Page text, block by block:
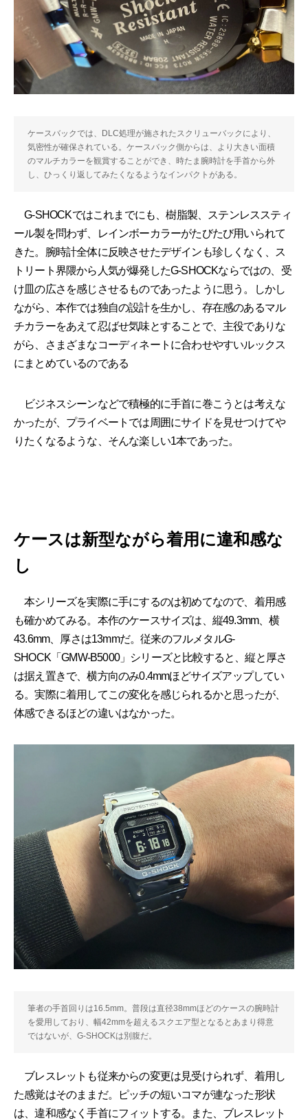
ケースバックでは、DLC処理が施されたスクリューバックにより、
気密性が確保されている。ケースバック側からは、より大きい面積
のマルチカラーを観賞することができ、時たま腕時計を手首から外
し、ひっくり返してみたくなるようなインパクトがある。
G-SHOCKではこれまでにも、樹脂製、ステンレススティ
ール製を問わず、レインボーカラーがたびたび用いられて
きた。腕時計全体に反映させたデザインも珍しくなく、ス
トリート界隈から人気が爆発したG-SHOCKならではの、受
け皿の広さを感じさせるものであったように思う。しかし
ながら、本作では独自の設計を生かし、存在感のあるマル
チカラーをあえて忍ばせ気味とすることで、主役でありな
がら、さまざまなコーディネートに合わせやすいルックス
にまとめているのである
ビジネスシーンなどで積極的に手首に巻こうとは考えな
かったが、プライベートでは周囲にサイドを見せつけてや
りたくなるような、そんな楽しい1本であった。
ケースは新型ながら着用に違和感な
し
本シリーズを実際に手にするのは初めてなので、着用感
も確かめてみる。本作のケースサイズは、縦49.3mm、横
43.6mm、厚さは13mmだ。従来のフルメタルG-
SHOCK「GMW-B5000」シリーズと比較すると、縦と厚さ
は据え置きで、横方向のみ0.4mmほどサイズアップしてい
る。実際に着用してこの変化を感じられるかと思ったが、
体感できるほどの違いはなかった。
筆者の手首回りは16.5mm。普段は直径38mmほどのケースの腕時計
を愛用しており、幅42mmを超えるスクエア型となるとあまり得意
ではないが、G-SHOCKは別腹だ。
ブレスレットも従来からの変更は見受けられず、着用し
た感覚はそのままだ。ピッチの短いコマが連なった形状
は、違和感なく手首にフィットする。また、ブレスレット